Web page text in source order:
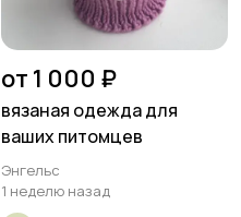
от 1 000 ₽
вязаная одежда для
ваших питомцев
Энгельс
1 неделю назад